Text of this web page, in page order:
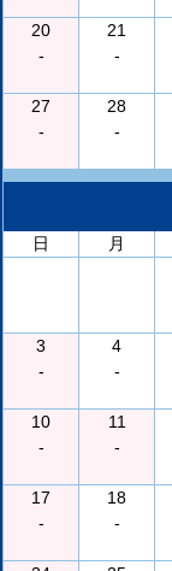
20
-
21
-
27
-
28
-
日
月
3
-
4
-
10
-
11
-
17
-
18
-